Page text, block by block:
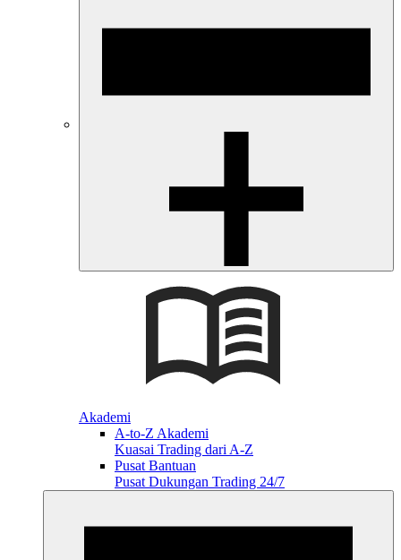
Akademi
A-to-Z Akademi
Kuasai Trading dari A-Z
Pusat Bantuan
Pusat Dukungan Trading 24/7